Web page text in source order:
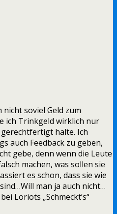
soviel Geld zum
ich Trinkgeld wirklich nur
halte. Ich
auch Feedback zu geben,
gebe, denn wenn die Leute
machen, was sollen sie
es schon, dass sie wie
man ja auch nicht…
Loriots „Schmeckt’s“